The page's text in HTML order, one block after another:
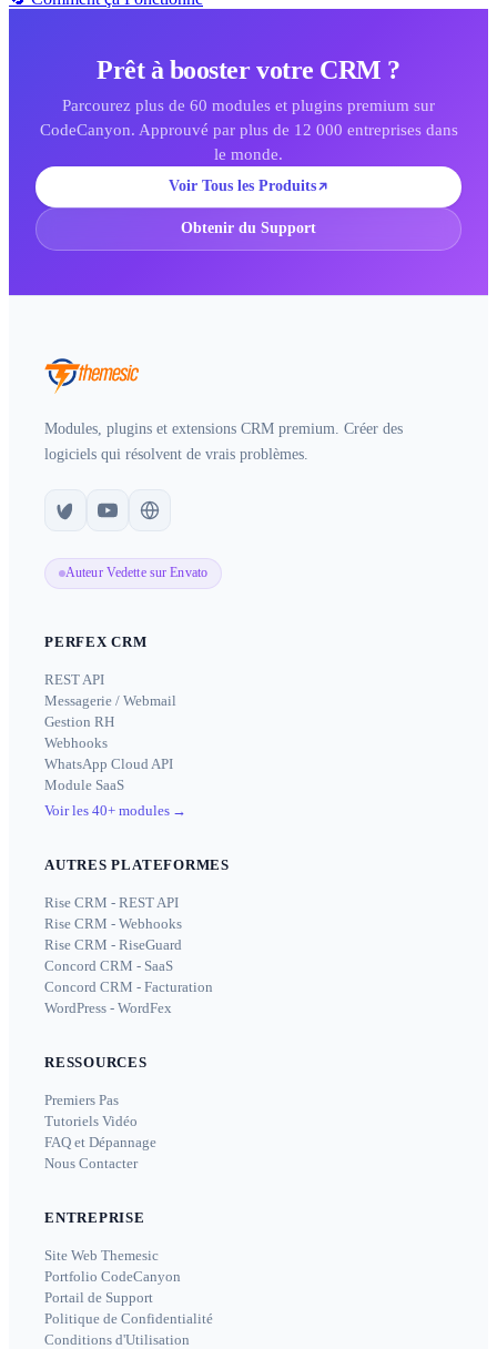
Prêt à booster votre CRM ?
Parcourez plus de 60 modules et plugins premium sur
CodeCanyon. Approuvé par plus de 12 000 entreprises dans
le monde.
Voir Tous les Produits
Obtenir du Support
Modules, plugins et extensions CRM premium. Créer des
logiciels qui résolvent de vrais problèmes.
Auteur Vedette sur Envato
PERFEX CRM
REST API
Messagerie / Webmail
Gestion RH
Webhooks
WhatsApp Cloud API
Module SaaS
Voir les 40+ modules →
AUTRES PLATEFORMES
Rise CRM - REST API
Rise CRM - Webhooks
Rise CRM - RiseGuard
Concord CRM - SaaS
Concord CRM - Facturation
WordPress - WordFex
RESSOURCES
Premiers Pas
Tutoriels Vidéo
FAQ et Dépannage
Nous Contacter
ENTREPRISE
Site Web Themesic
Portfolio CodeCanyon
Portail de Support
Politique de Confidentialité
Conditions d'Utilisation